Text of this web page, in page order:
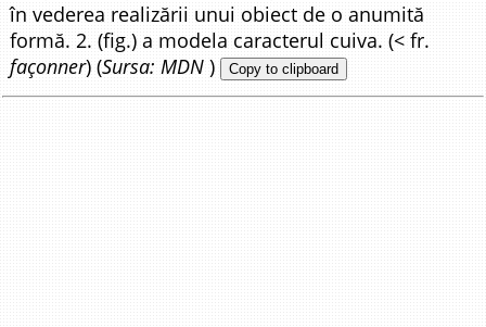
în vederea realizării unui obiect de o anumită
formă. 2. (fig.) a modela caracterul cuiva. (< fr.
façonner) (Sursa: MDN ) Copy to clipboard